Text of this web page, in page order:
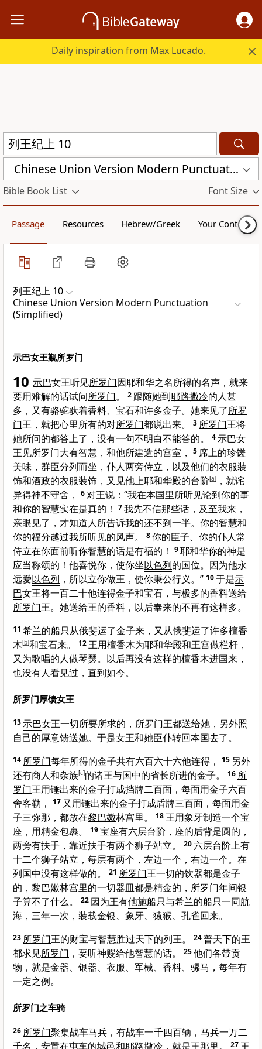
Daily inspiration from Max Lucado.
Chinese Union Version Modern Punctuation (Simplified) (CUVMPS)
Bible Book List Font Size
Passage Resources Hebrew/Greek Your Content
列王纪上 10
Chinese Union Version Modern Punctuation
(Simplified)
示巴女王觐所罗门
10 示巴女王听见所罗门因耶和华之名所得的名声，就来
要用难解的话试问所罗门。 2 跟随她到耶路撒冷的人甚
多，又有骆驼驮着香料、宝石和许多金子。她来见了所罗
门王，就把心里所有的对所罗门都说出来。 3 所罗门王将
她所问的都答上了，没有一句不明白不能答的。
4示巴女
王见所罗门大有智慧，和他所建造的宫室， 5 席上的珍馐
美味，群臣分列而坐，仆人两旁侍立，以及他们的衣服装
饰和酒政的衣服装饰，又见他上耶和华殿的台阶[a] ，就诧
异得神不守舍，
6对王说：“我在本国里所听见论到你的事
和你的智慧实在是真的！
7我先不信那些话，及至我来，
亲眼见了，才知道人所告诉我的还不到一半。你的智慧和
你的福分越过我所听见的风声。
8你的臣子、你的仆人常
侍立在你面前听你智慧的话是有福的！
9耶和华你的神是
应当称颂的！他喜悦你，使你坐以色列的国位。因为他永
远爱以色列 ，所以立你做王，使你秉公行义。” 10于是示
巴女王将一百二十他连得金子和宝石，与极多的香料送给
所罗门王。她送给王的香料，以后奉来的不再有这样多。
11 希兰的船只从俄斐运了金子来，又从俄斐运了许多檀香
木[b]和宝石来。 12王用檀香木为耶和华殿和王宫做栏杆，
又为歌唱的人做琴瑟。以后再没有这样的檀香木进国来，
也没有人看见过，直到如今。
所罗门厚馈女王
13示巴女王一切所要所求的， 所罗门王都送给她，另外照
自己的厚意馈送她。于是女王和她臣仆转回本国去了。
14 所罗门每年所得的金子共有六百六十六他连得， 15 另外
还有商人和杂族[c]的诸王与国中的省长所进的金子。 16 所
罗门王用锤出来的金子打成挡牌二百面，每面用金子六百
舍客勒，
17 又用锤出来的金子打成盾牌三百面，每面用金
子三弥那，都放在黎巴嫩林宫里。 18王用象牙制造一个宝
座，用精金包裹。
19宝座有六层台阶，座的后背是圆的，
两旁有扶手，靠近扶手有两个狮子站立。
20 六层台阶上有
十二个狮子站立，每层有两个，左边一个，右边一个。在
列国中没有这样做的。
21 所罗门王一切的饮器都是金子
的， 黎巴嫩林宫里的一切器皿都是精金的， 所罗门年间银
子算不了什么。
22 因为王有他施船只与希兰的船只一同航
海，三年一次，装载金银、象牙、猿猴、孔雀回来。
23 所罗门王的财宝与智慧胜过天下的列王。 24普天下的王
都求见所罗门 ，要听神赐给他智慧的话。 25他们各带贡
物，就是金器、银器、衣服、军械、香料、骡马，每年有
一定之例。
所罗门之车骑
26 所罗门聚集战车马兵，有战车一千四百辆，马兵一万二
千名，安置在屯车的城邑和耶路撒冷 ，就是王那里。 27 王